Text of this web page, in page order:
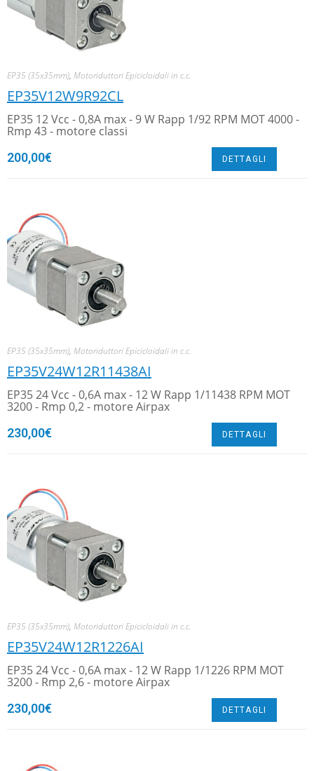
EP35 (35x35mm), Motoriduttori Epicicloidali in c.c.
EP35V12W9R92CL
EP35 12 Vcc - 0,8A max - 9 W Rapp 1/92 RPM MOT 4000 -
Rmp 43 - motore classi
200,00€ DETTAGLI
EP35 (35x35mm), Motoriduttori Epicicloidali in c.c.
EP35V24W12R11438AI
EP35 24 Vcc - 0,6A max - 12 W Rapp 1/11438 RPM MOT
3200 - Rmp 0,2 - motore Airpax
230,00€ DETTAGLI
EP35 (35x35mm), Motoriduttori Epicicloidali in c.c.
EP35V24W12R1226AI
EP35 24 Vcc - 0,6A max - 12 W Rapp 1/1226 RPM MOT
3200 - Rmp 2,6 - motore Airpax
230,00€ DETTAGLI